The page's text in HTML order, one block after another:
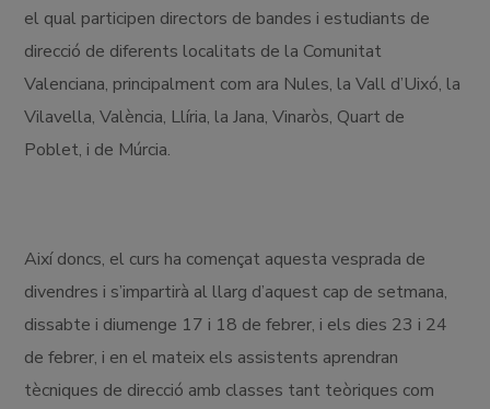
el qual participen directors de bandes i estudiants de
direcció de diferents localitats de la Comunitat
Valenciana, principalment com ara Nules, la Vall d’Uixó, la
Vilavella, València, Llíria, la Jana, Vinaròs, Quart de
Poblet, i de Múrcia.
Així doncs, el curs ha començat aquesta vesprada de
divendres i s’impartirà al llarg d’aquest cap de setmana,
dissabte i diumenge 17 i 18 de febrer, i els dies 23 i 24
de febrer, i en el mateix els assistents aprendran
tècniques de direcció amb classes tant teòriques com